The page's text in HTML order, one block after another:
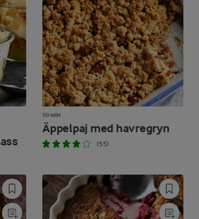
50 MIN
Äppelpaj med havregryn
(55)